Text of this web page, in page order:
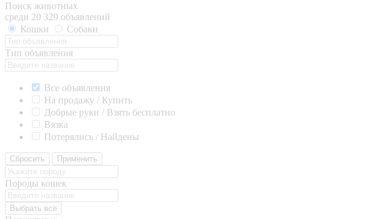
Поиск животных
среди 20 329 объявлений
Кошки
Собаки
Тип объявления
Все объявления
На продажу / Купить
Добрые руки / Взять бесплатно
Вязка
Потерялись / Найдены
Сбросить Применить
Породы кошек
Выбрать все